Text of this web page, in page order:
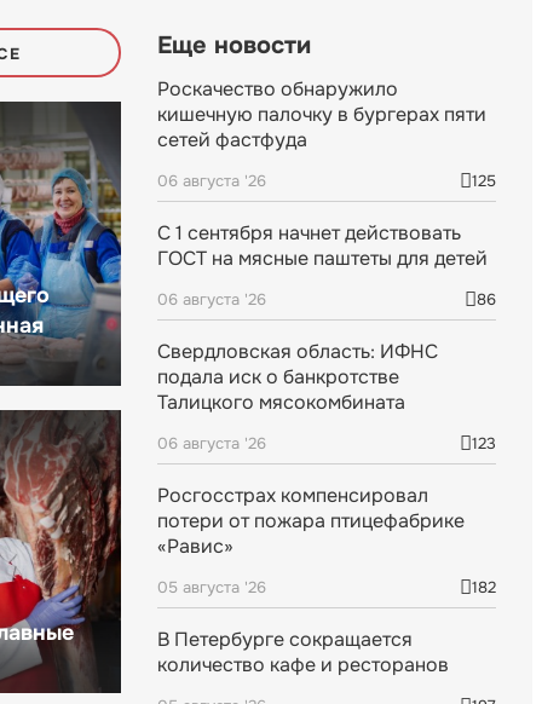
Еще новости
Роскачество обнаружило
кишечную палочку в бургерах пяти
сетей фастфуда
06 августа '26 125
С 1 сентября начнет действовать
ГОСТ на мясные паштеты для детей
06 августа '26 86
Свердловская область: ИФНС
подала иск о банкротстве
Талицкого мясокомбината
06 августа '26 123
Росгосстрах компенсировал
потери от пожара птицефабрике
«Равис»
05 августа '26 182
В Петербурге сокращается
количество кафе и ресторанов